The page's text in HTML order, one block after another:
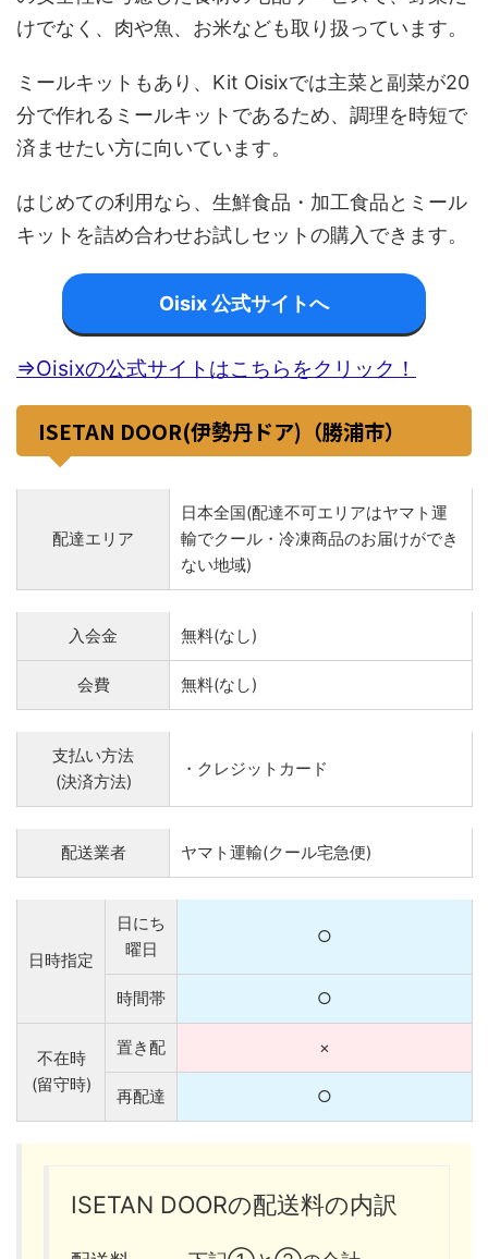
けでなく、肉や魚、お米なども取り扱っています。
ミールキットもあり、Kit Oisixでは主菜と副菜が20
分で作れるミールキットであるため、調理を時短で
済ませたい方に向いています。
はじめての利用なら、生鮮食品・加工食品とミール
キットを詰め合わせお試しセットの購入できます。
Oisix 公式サイトへ
⇒Oisixの公式サイトはこちらをクリック！
ISETAN DOOR(伊勢丹ドア)（勝浦市）
配達エリア
日本全国(配達不可エリアはヤマト運
輸でクール・冷凍商品のお届けができ
ない地域)
入会金 無料(なし)
会費 無料(なし)
支払い方法
(決済方法)
・クレジットカード
配送業者 ヤマト運輸(クール宅急便)
日時指定
日にち
曜日
○
時間帯 ○
不在時
(留守時)
置き配 ×
再配達 ○
ISETAN DOORの配送料の内訳